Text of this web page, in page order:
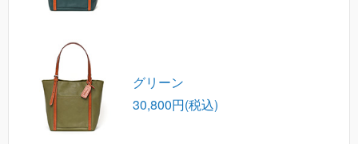
グリーン
30,800円(税込)